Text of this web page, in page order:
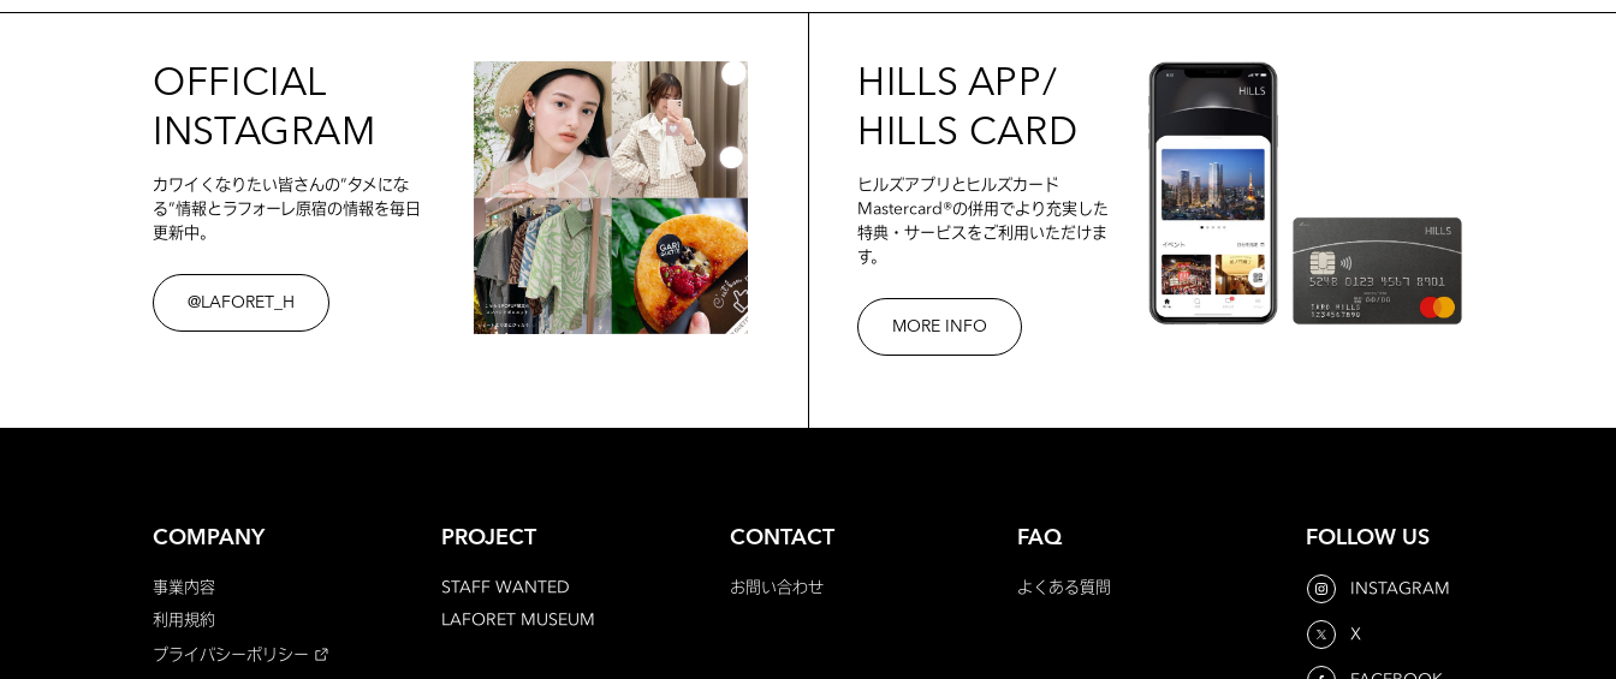
OFFICIAL
INSTAGRAM
カワイくなりたい皆さんの”タメにな
る”情報とラフォーレ原宿の情報を毎日
更新中。
@LAFORET_H
HILLS APP/
HILLS CARD
ヒルズアプリとヒルズカード
Mastercard®の併用でより充実した
特典・サービスをご利用いただけま
す。
MORE INFO
COMPANY
事業内容
利用規約
プライバシーポリシー
PROJECT
STAFF WANTED
LAFORET MUSEUM
CONTACT
お問い合わせ
FAQ
よくある質問
FOLLOW US
INSTAGRAM
X